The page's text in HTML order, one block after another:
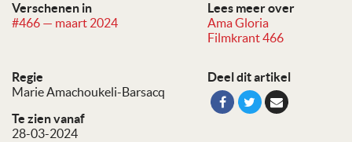
Verschenen in
#466 — maart 2024
Lees meer over
Ama Gloria
Filmkrant 466
Regie
Marie Amachoukeli-Barsacq
Te zien vanaf
28-03-2024
Deel dit artikel